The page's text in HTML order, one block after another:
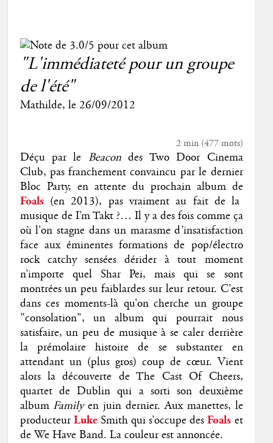
"L'immédiateté pour un groupe
de l'été"
Mathilde, le 26/09/2012
2 min(477mots)
Déçu par le Beacondes Two Door Cinema
Club, pas franchement convaincu par le dernier
Bloc Party, en attente du prochain album de
Foals (en 2013), pas vraiment au fait de la
musique de I’m Takt ?… Il y a des fois comme ça
où l'on stagne dans un marasme d’insatisfaction
face aux éminentes formations de pop/électro
rock catchy sensées dérider à tout moment
n’importe quel Shar Pei, mais qui se sont
montrées un peu faiblardes sur leur retour. C’est
dans ces moments-là qu’on cherche un groupe
"consolation", un album qui pourrait nous
satisfaire, un peu de musique à se caler derrière
la prémolaire histoire de se substanter en
attendant un (plus gros) coup de cœur. Vient
alors la découverte de The Cast Of Cheers,
quartet de Dublin qui a sorti son deuxième
album Familyen juin dernier. Aux manettes, le
producteurLuke Smith qui s’occupe des Foals et
de We Have Band. La couleur est annoncée.